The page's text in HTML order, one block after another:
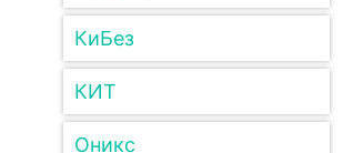
КиБез
КИТ
Оникс